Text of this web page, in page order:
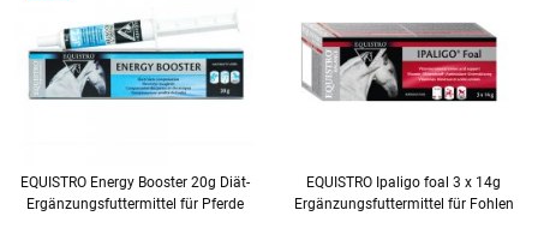
EQUISTRO Energy Booster 20g Diät-
Ergänzungsfuttermittel für Pferde
EQUISTRO Ipaligo foal 3 x 14g
Ergänzungsfuttermittel für Fohlen